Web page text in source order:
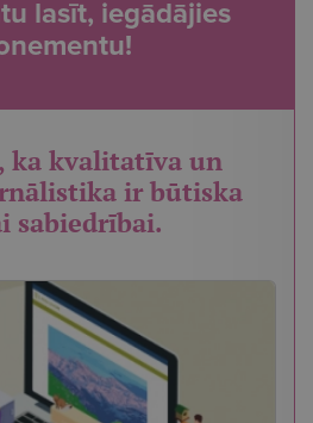
lasīt, iegādājies
ka kvalitatīva un
ir būtiska
sabiedrībai.